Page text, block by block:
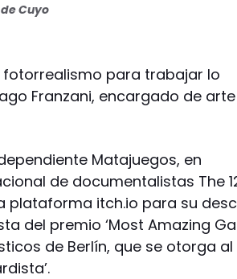
Cuyo
fotorrealismo para trabajar lo
Franzani, encargado de
Matajuegos, en
de documentalistas The
plataforma itch.io para su
del premio ‘Most Amazing
de Berlín, que se otorga al